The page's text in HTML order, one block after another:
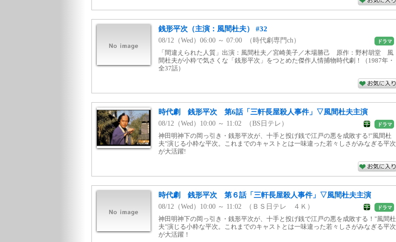
銭形平次（主演：風間杜夫） #32
08/12（Wed）06:00 ～ 07:00 （時代劇専門ch） ドラマ
「間違えられた人質」出演：風間杜夫／宮崎美子／木場勝己 原作：野村胡堂 風
間杜夫が小粋で気さくな「銭形平次」をつとめた傑作人情捕物時代劇！（1987年・
全37話）
時代劇 銭形平次 第6話「三軒長屋殺人事件」▽風間杜夫主演
08/12（Wed）10:00 ～ 11:02 （BS日テレ） ドラマ
神田明神下の岡っ引き・銭形平次が、十手と投げ銭で江戸の悪を成敗する!"風間杜
夫"演じる小粋な平次。これまでのキャストとは一味違った若々しさがみなぎる平次
が大活躍!
時代劇 銭形平次 第６話「三軒長屋殺人事件」▽風間杜夫主演
08/12（Wed）10:00 ～ 11:02 （ＢＳ日テレ ４Ｋ） ドラマ
神田明神下の岡っ引き・銭形平次が、十手と投げ銭で江戸の悪を成敗する！"風間杜
夫"演じる小粋な平次。これまでのキャストとは一味違った若々しさがみなぎる平次
が大活躍！